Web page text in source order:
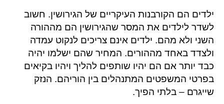
ילדים הם הקורבנות העיקריים של הגירושין. חשוב
לשדר לילדים את המסר שהגירושין הם מההורה
השני ולא מהם. ילדים אינם צריכים לנקוט עמדה
ולצדד באחד מההורים. המחיר שהם ישלמו יהיה
כבד יותר אם הם יהיו שותפים להליך ויהיו בקיאים
בפרטי המשפטים המתנהלים בין הוריהם. הנזק
שייגרם – בלתי הפיך.